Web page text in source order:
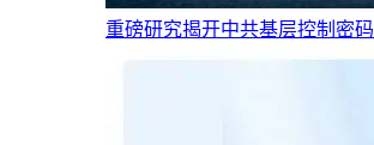
重磅研究揭开中共基层控制密码